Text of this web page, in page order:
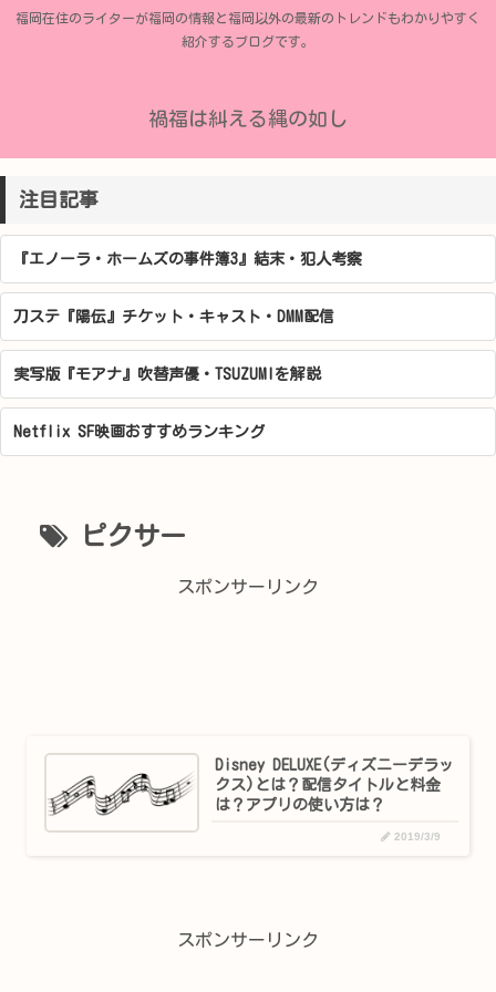
福岡在住のライターが福岡の情報と福岡以外の最新のトレンドもわかりやすく
紹介するブログです。
禍福は糾える縄の如し
注目記事
『エノーラ・ホームズの事件簿3』結末・犯人考察
刀ステ『陽伝』チケット・キャスト・DMM配信
実写版『モアナ』吹替声優・TSUZUMIを解説
Netflix SF映画おすすめランキング
ピクサー
スポンサーリンク
Disney DELUXE(ディズニーデラッ
クス)とは？配信タイトルと料金
は？アプリの使い方は？
2019/3/9
スポンサーリンク